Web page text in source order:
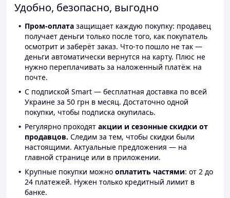
Удобно, безопасно, выгодно
Пром-оплата защищает каждую покупку: продавец
получает деньги только после того, как покупатель
осмотрит и заберёт заказ. Что-то пошло не так —
деньги автоматически вернутся на карту. Плюс не
нужно переплачивать за наложенный платёж на
почте.
С подпиской Smart — бесплатная доставка по всей
Украине за 50 грн в месяц. Достаточно одной
покупки, чтобы подписка окупилась.
Регулярно проходят акции и сезонные скидки от
продавцов. Следим за тем, чтобы скидки были
настоящими. Актуальные предложения — на
главной странице или в приложении.
Крупные покупки можно оплатить частями: от 2 до
24 платежей. Нужен только кредитный лимит в
банке.